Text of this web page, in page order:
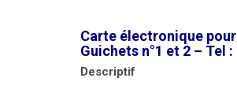
Carte électronique
Guichets n°1 et 2 – Tel
Descriptif